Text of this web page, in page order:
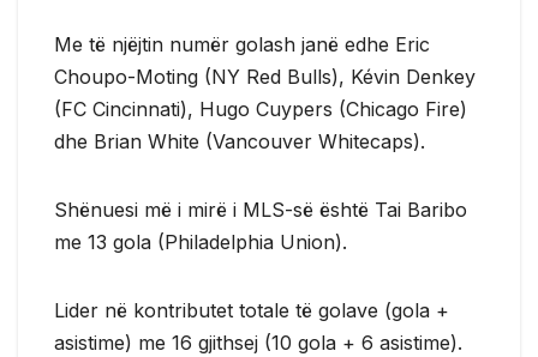
Me të njëjtin numër golash janë edhe Eric
Choupo-Moting (NY Red Bulls), Kévin Denkey
(FC Cincinnati), Hugo Cuypers (Chicago Fire)
dhe Brian White (Vancouver Whitecaps).
Shënuesi më i mirë i MLS-së është Tai Baribo
me 13 gola (Philadelphia Union).
Lider në kontributet totale të golave (gola +
asistime) me 16 gjithsej (10 gola + 6 asistime).